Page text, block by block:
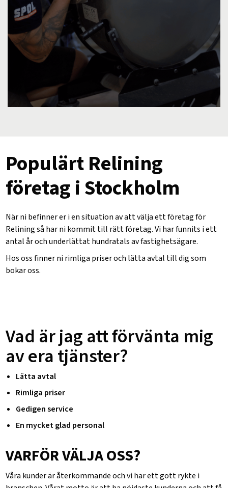
Populärt Relining
företag i Stockholm
När ni befinner er i en situation av att välja ett företag för
Relining så har ni kommit till rätt företag. Vi har funnits i ett
antal år och underlättat hundratals av fastighetsägare.
Hos oss finner ni rimliga priser och lätta avtal till dig som
bokar oss.
Vad är jag att förvänta mig
av era tjänster?
Lätta avtal
Rimliga priser
Gedigen service
En mycket glad personal
VARFÖR VÄLJA OSS?
Våra kunder är återkommande och vi har ett gott rykte i